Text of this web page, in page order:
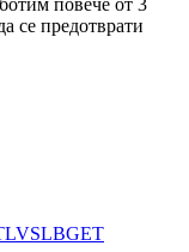
повече от 3
се предотврати
LVSLBGET